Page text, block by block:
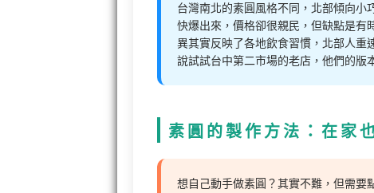
台灣南北的素圓風格不同，北部傾向小
快爆出來，價格卻很親民，但缺點是有
異其實反映了各地飲食習慣，北部人重
說試試台中第二市場的老店，他們的版
素圓的製作方法：在家
想自己動手做素圓？其實不難，但需要